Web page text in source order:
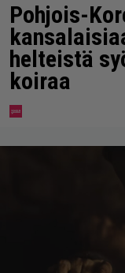
Pohjois-
helteistä
koiraa